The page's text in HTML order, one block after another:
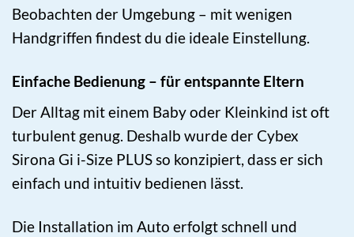
Beobachten der Umgebung – mit wenigen
Handgriffen findest du die ideale Einstellung.
Einfache Bedienung – für entspannte Eltern
Der Alltag mit einem Baby oder Kleinkind ist oft
turbulent genug. Deshalb wurde der Cybex
Sirona Gi i-Size PLUS so konzipiert, dass er sich
einfach und intuitiv bedienen lässt.
Die Installation im Auto erfolgt schnell und